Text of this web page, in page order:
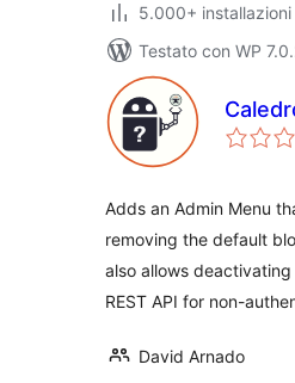
5.000+
Testato con WP
Adds an Admin Menu
removing the default
also allows deactivating
REST API for non-
David Arnado